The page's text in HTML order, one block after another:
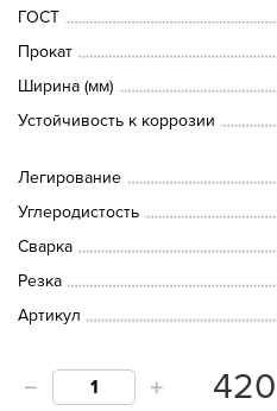
ГОСТ
Прокат
Ширина (мм)
Устойчивость к коррозии
Легирование
Углеродистость
Сварка
Резка
Артикул
420